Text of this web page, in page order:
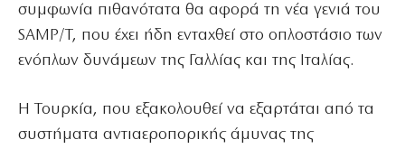
συμφωνία πιθανότατα θα αφορά τη νέα γενιά του
SAMP/T, που έχει ήδη ενταχθεί στο οπλοστάσιο των
ενόπλων δυνάμεων της Γαλλίας και της Ιταλίας.
Η Τουρκία, που εξακολουθεί να εξαρτάται από τα
συστήματα αντιαεροπορικής άμυνας της